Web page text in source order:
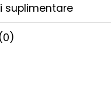
suplimentare